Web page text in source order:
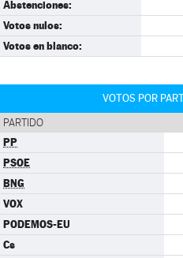
Abstenciones:
Votos nulos:
Votos en blanco:
VOTOS POR
PARTIDO
PP
PSOE
BNG
VOX
PODEMOS-EU
Cs